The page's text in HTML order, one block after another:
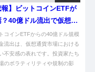
報】ビットコインETFが
？40億ドル流出で仮想通
バいんやけど
コインETFからの40億ドル規模
流出は、仮想通貨市場における
不安感の表れです。投資家たち
のボラティリティや規制の影